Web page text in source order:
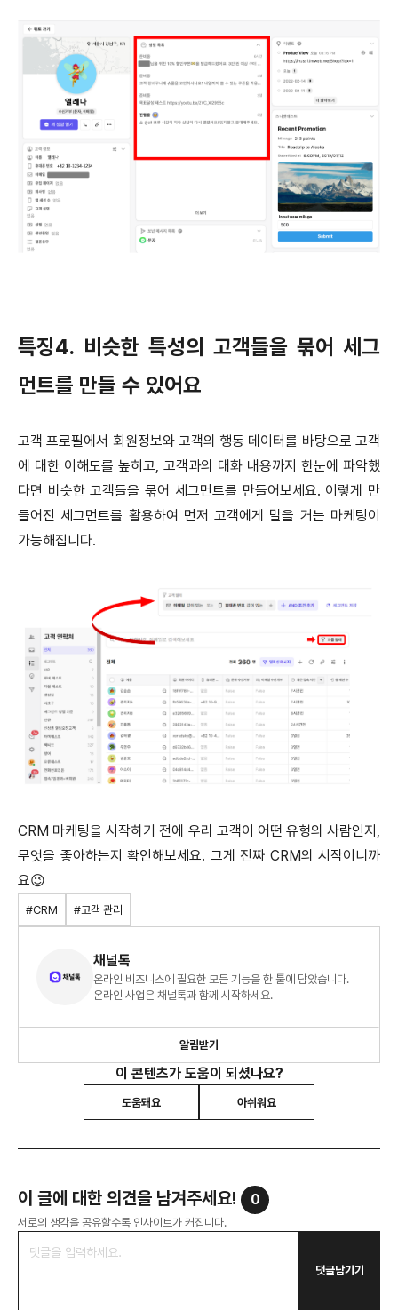
특징4. 비슷한 특성의 고객들을 묶어 세그
먼트를 만들 수 있어요
고객 프로필에서 회원정보와 고객의 행동 데이터를 바탕으로 고객
에 대한 이해도를 높히고, 고객과의 대화 내용까지 한눈에 파악했
다면 비슷한 고객들을 묶어 세그먼트를 만들어보세요. 이렇게 만
들어진 세그먼트를 활용하여 먼저 고객에게 말을 거는 마케팅이
가능해집니다.
CRM 마케팅을 시작하기 전에 우리 고객이 어떤 유형의 사람인지,
무엇을 좋아하는지 확인해보세요. 그게 진짜 CRM의 시작이니까
요😉
#CRM #고객 관리
채널톡
온라인 비즈니스에 필요한 모든 기능을 한 툴에 담았습니다.
온라인 사업은 채널톡과 함께 시작하세요.
알림받기
이 콘텐츠가 도움이 되셨나요?
도움돼요 아쉬워요
이 글에 대한 의견을 남겨주세요! 0
서로의 생각을 공유할수록 인사이트가 커집니다.
댓글남기기